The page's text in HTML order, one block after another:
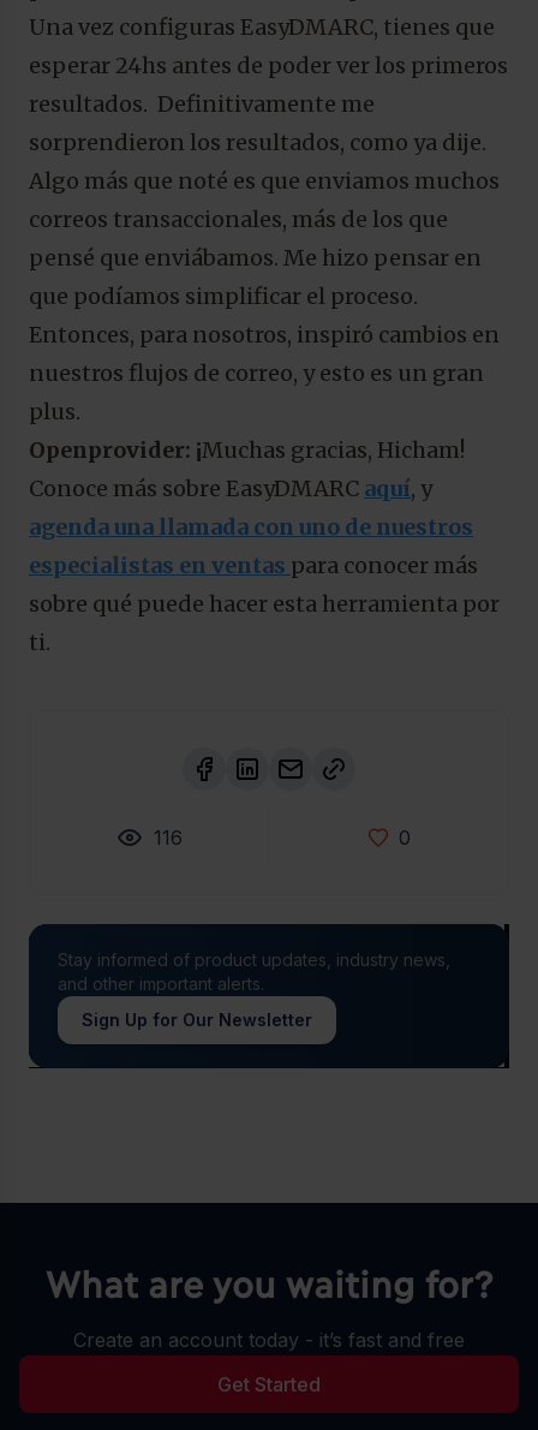
Una vez configuras EasyDMARC, tienes que
esperar 24hs antes de poder ver los primeros
resultados. Definitivamente me
sorprendieron los resultados, como ya dije.
Algo más que noté es que enviamos muchos
correos transaccionales, más de los que
pensé que enviábamos. Me hizo pensar en
que podíamos simplificar el proceso.
Entonces, para nosotros, inspiró cambios en
nuestros flujos de correo, y esto es un gran
plus.
Openprovider: ¡Muchas gracias, Hicham!
Conoce más sobre EasyDMARC aquí, y
agenda una llamada con uno de nuestros
especialistas en ventas para conocer más
sobre qué puede hacer esta herramienta por
ti.
116 0
Stay informed of product updates, industry news,
and other important alerts.
Sign Up for Our Newsletter
What are you waiting for?
Create an account today - it’s fast and free
Get Started